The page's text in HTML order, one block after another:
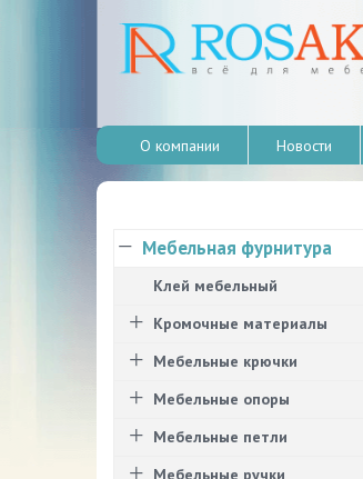
О компании Новости
Мебельная фурнитура
Клей мебельный
Кромочные материалы
Мебельные крючки
Мебельные опоры
Мебельные петли
Мебельные ручки